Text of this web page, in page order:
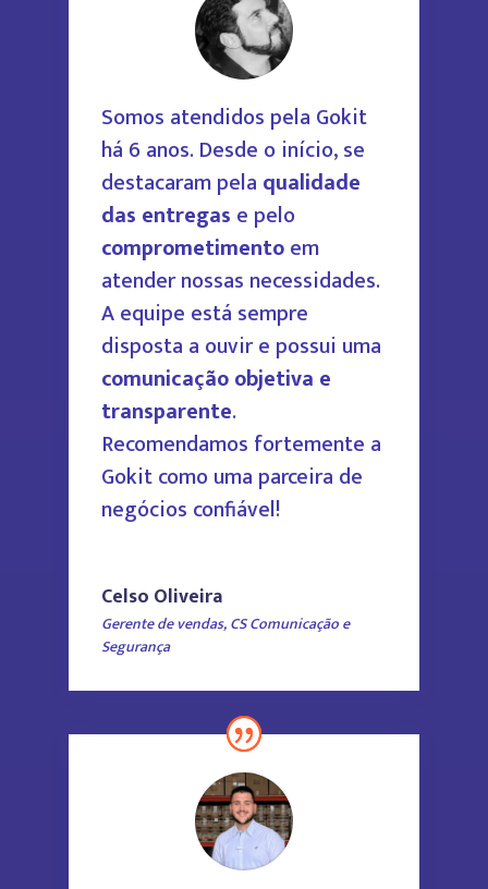
Somos atendidos pela Gokit
há 6 anos. Desde o início, se
destacaram pela qualidade
das entregas e pelo
comprometimentoem
atender nossas necessidades.
A equipe está sempre
disposta a ouvir e possui uma
comunicação objetiva e
transparente.
Recomendamos fortemente a
Gokit como uma parceira de
negócios confiável!
Celso Oliveira
Gerente de vendas,CS Comunicação e
Segurança